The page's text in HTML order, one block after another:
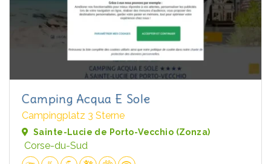
Camping Acqua E Sole
Campingplatz 3 Sterne
Sainte-Lucie de Porto-Vecchio (Zonza)
Corse-du-Sud